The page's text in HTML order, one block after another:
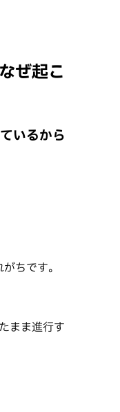
ぜ起こ
いるから
ちです。
まま進行す